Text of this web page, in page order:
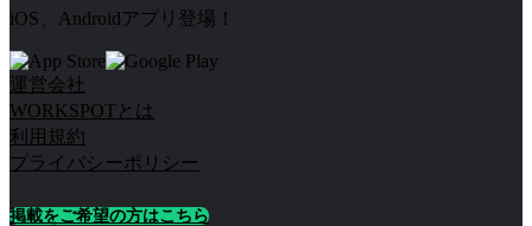
iOS、Androidアプリ登場！
運営会社
WORKSPOTとは
利用規約
プライバシーポリシー
掲載をご希望の方はこちら